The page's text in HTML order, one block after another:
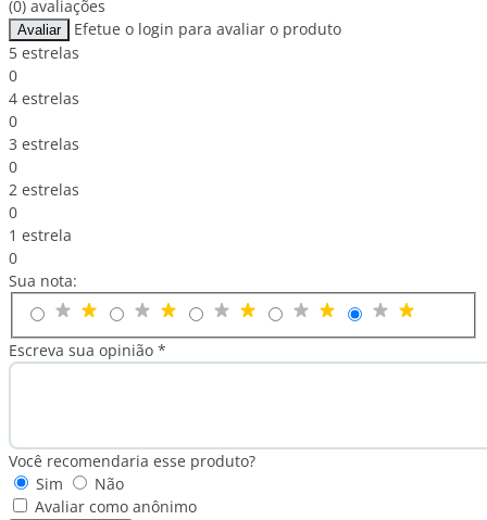
(0) avaliações
Avaliar
Efetue o login para avaliar o produto
5 estrelas
0
4 estrelas
0
3 estrelas
0
2 estrelas
0
1 estrela
0
Sua nota:
Escreva sua opinião *
Você recomendaria esse produto?
Sim
Não
Avaliar como anônimo